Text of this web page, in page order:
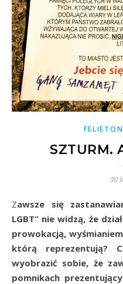
FELIETON
SZTURM.
30
Zawsze się zastanawiam, czy aktywiści „ideologii
LGBT” nie widzą, że
prowokacją,
którą reprezentują?
wyobrazić sobie, że
pomnikach